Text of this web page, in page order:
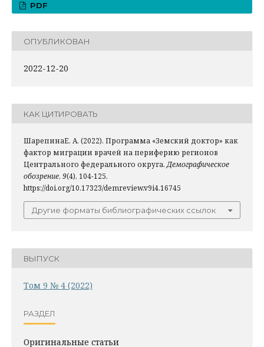
PDF
ОПУБЛИКОВАН
2022-12-20
КАК ЦИТИРОВАТЬ
ШарепинаЕ. А. (2022). Программа «Земский доктор» как
фактор миграции врачей на периферию регионов
Центрального федерального округа.Демографическое
обозрение, 9(4), 104-125.
https://doi.org/10.17323/demreview.v9i4.16745
Другие форматы библиографических ссылок
ВЫПУСК
Том 9 № 4 (2022)
РАЗДЕЛ
Оригинальные статьи